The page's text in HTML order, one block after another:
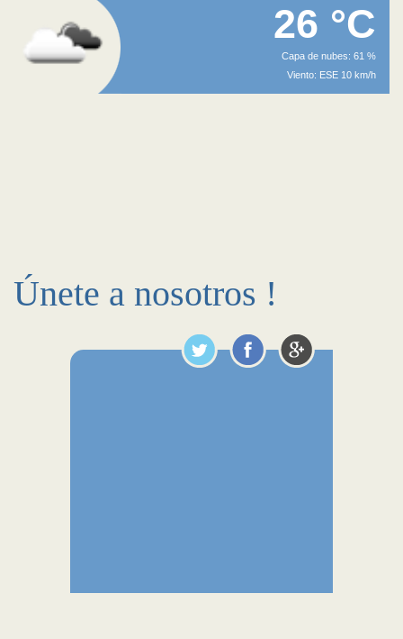
26 °C
Capa de nubes: 61 %
Viento: ESE 10 km/h
Únete a nosotros !